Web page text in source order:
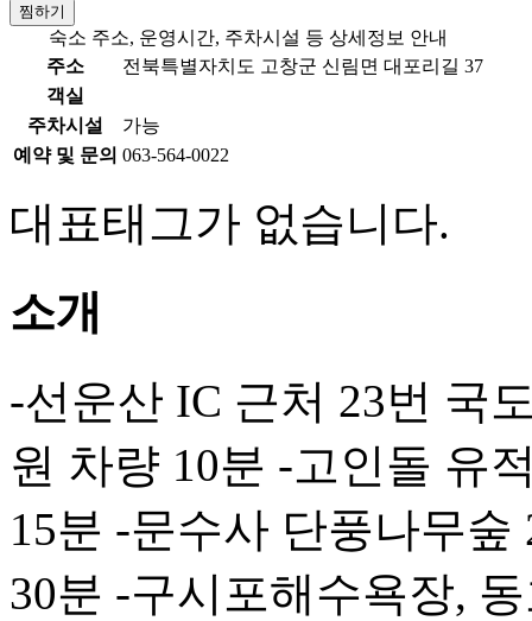
찜하기
숙소 주소, 운영시간, 주차시설 등 상세정보 안내
주소
전북특별자치도 고창군 신림면 대포리길 37
객실
주차시설
가능
예약 및 문의 063-564-0022
대표태그가 없습니다.
소개
-선운산 IC 근처 23번 국
원 차량 10분 -고인돌 유
15분 -문수사 단풍나무
30분 -구시포해수욕장,